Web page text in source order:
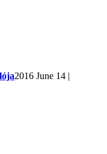
2016 June 14 |